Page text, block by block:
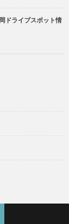
ドライブスポット情